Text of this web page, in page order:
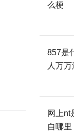
么梗
857是
人万万
网上nt
自哪里